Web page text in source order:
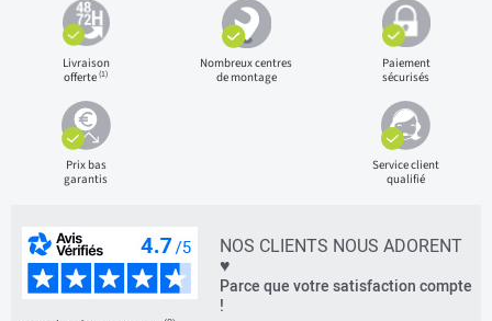
Livraison
offerte(1)
Nombreux centres
de montage
Paiement
sécurisés
Prix bas
garantis
Service client
qualifié
NOS CLIENTS NOUS ADORENT
♥
Parce que votre satisfaction compte
!